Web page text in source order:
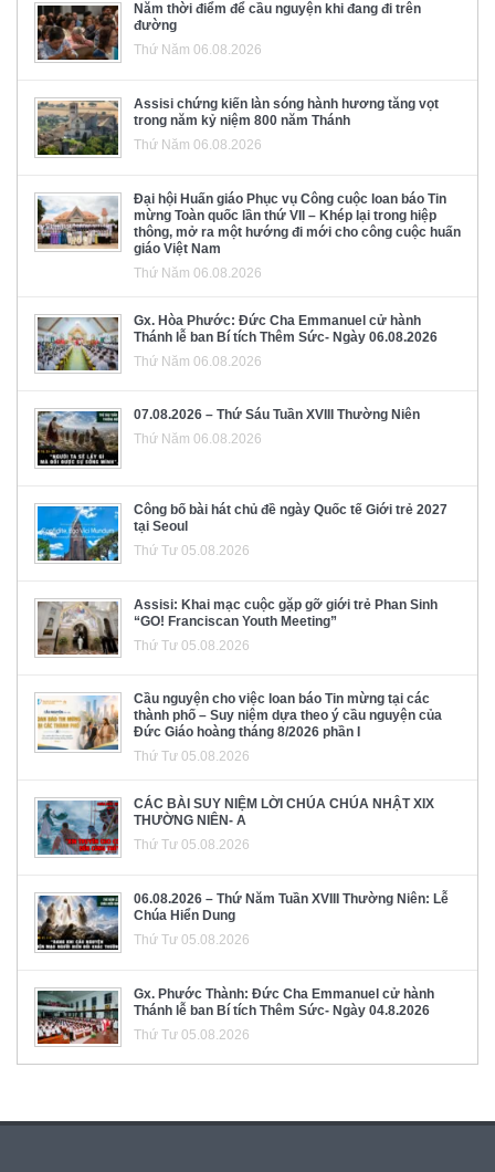
Năm thời điểm để cầu nguyện khi đang đi trên
đường
Thứ Năm 06.08.2026
Assisi chứng kiến làn sóng hành hương tăng vọt
trong năm kỷ niệm 800 năm Thánh
Thứ Năm 06.08.2026
Đại hội Huấn giáo Phục vụ Công cuộc loan báo Tin
mừng Toàn quốc lần thứ VII – Khép lại trong hiệp
thông, mở ra một hướng đi mới cho công cuộc huấn
giáo Việt Nam
Thứ Năm 06.08.2026
Gx. Hòa Phước: Đức Cha Emmanuel cử hành
Thánh lễ ban Bí tích Thêm Sức- Ngày 06.08.2026
Thứ Năm 06.08.2026
07.08.2026 – Thứ Sáu Tuần XVIII Thường Niên
Thứ Năm 06.08.2026
Công bố bài hát chủ đề ngày Quốc tế Giới trẻ 2027
tại Seoul
Thứ Tư 05.08.2026
Assisi: Khai mạc cuộc gặp gỡ giới trẻ Phan Sinh
“GO! Franciscan Youth Meeting”
Thứ Tư 05.08.2026
Cầu nguyện cho việc loan báo Tin mừng tại các
thành phố – Suy niệm dựa theo ý cầu nguyện của
Đức Giáo hoàng tháng 8/2026 phần I
Thứ Tư 05.08.2026
CÁC BÀI SUY NIỆM LỜI CHÚA CHÚA NHẬT XIX
THƯỜNG NIÊN- A
Thứ Tư 05.08.2026
06.08.2026 – Thứ Năm Tuần XVIII Thường Niên: Lễ
Chúa Hiển Dung
Thứ Tư 05.08.2026
Gx. Phước Thành: Đức Cha Emmanuel cử hành
Thánh lễ ban Bí tích Thêm Sức- Ngày 04.8.2026
Thứ Tư 05.08.2026